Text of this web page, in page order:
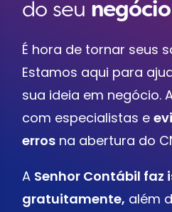
do seu
É hora de tornar seus
Estamos aqui para
sua ideia em negócio.
com especialistas e
erros na abertura do
A Senhor Contábil faz
gratuitamente, além